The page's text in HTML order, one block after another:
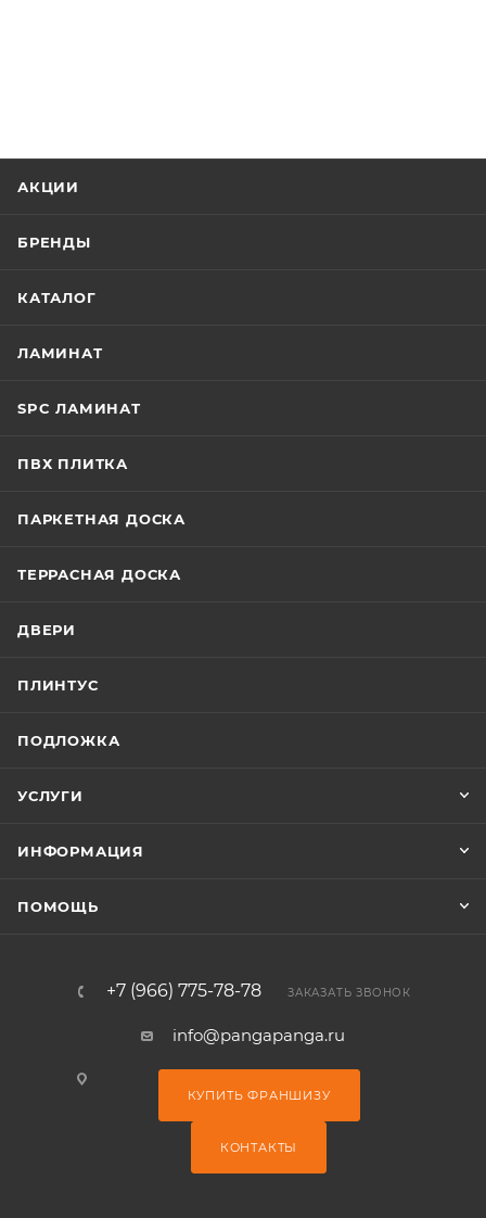
АКЦИИ
БРЕНДЫ
КАТАЛОГ
ЛАМИНАТ
SPC ЛАМИНАТ
ПВХ ПЛИТКА
ПАРКЕТНАЯ ДОСКА
ТЕРРАСНАЯ ДОСКА
ДВЕРИ
ПЛИНТУС
ПОДЛОЖКА
УСЛУГИ
ИНФОРМАЦИЯ
ПОМОЩЬ
+7 (966) 775-78-78 ЗАКАЗАТЬ ЗВОНОК
info@pangapanga.ru
КУПИТЬ ФРАНШИЗУ
КОНТАКТЫ